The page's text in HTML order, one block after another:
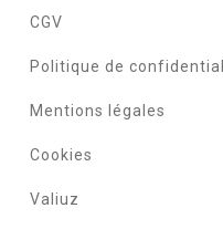
CGV
Politique de
Mentions légales
Cookies
Valiuz